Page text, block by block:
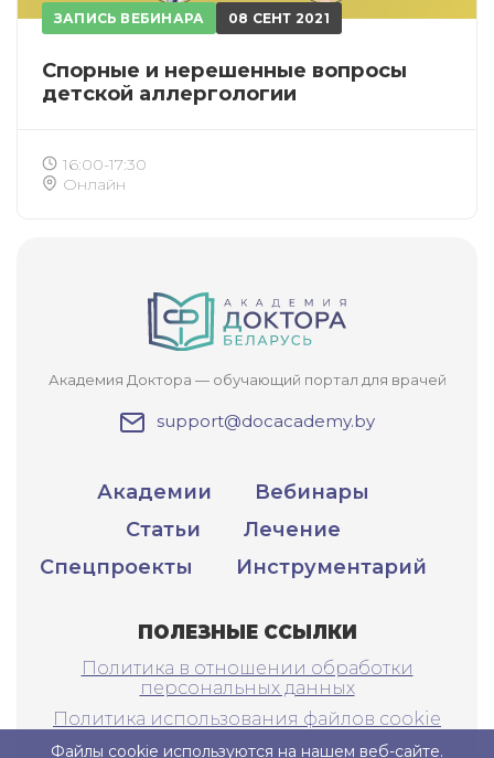
ЗАПИСЬ ВЕБИНАРА 08 СЕНТ 2021
Спорные и нерешенные вопросы
детской аллергологии
16:00-17:30
Онлайн
Академия Доктора — обучающий портал для врачей
support@docacademy.by
Академии
Вебинары
Статьи
Лечение
Спецпроекты
Инструментарий
ПОЛЕЗНЫЕ ССЫЛКИ
Политика в отношении обработки
персональных данных
Политика использования файлов cookie
Файлы cookie используются на нашем веб-сайте.